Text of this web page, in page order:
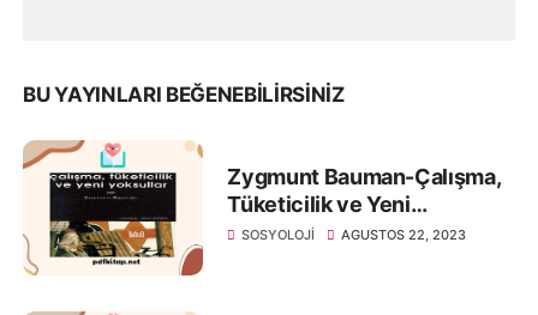
BU YAYINLARI BEĞENEBILIRSINIZ
Zygmunt Bauman-Çalışma,
Tüketicilik ve Yeni
Yoksullar-PDF Kitap İndir
SOSYOLOJI AGUSTOS 22, 2023